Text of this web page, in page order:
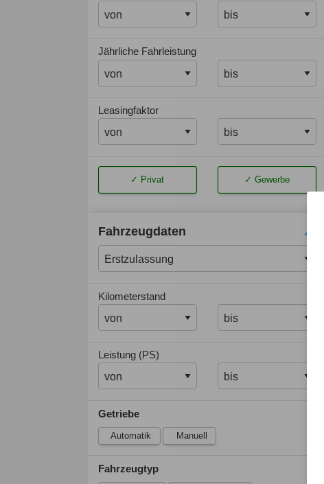
Jährliche Fahrleistung
Leasingfaktor
Privat Gewerbe
Fahrzeugdaten
Kilometerstand
Leistung (PS)
Getriebe
Automatik Manuell
Fahrzeugtyp